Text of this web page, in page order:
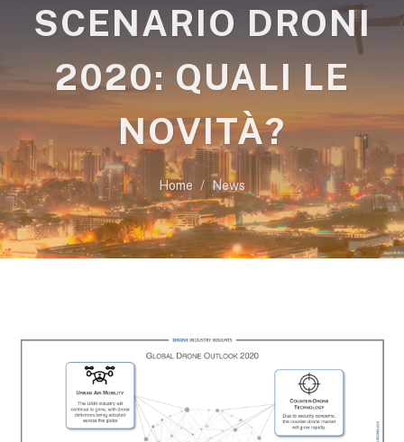
SCENARIO DRONI
2020: QUALI LE
NOVITÀ?
Home News